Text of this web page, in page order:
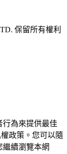
保留所有權利
行為來提供最佳
政策。您可以隨
繼續瀏覽本網